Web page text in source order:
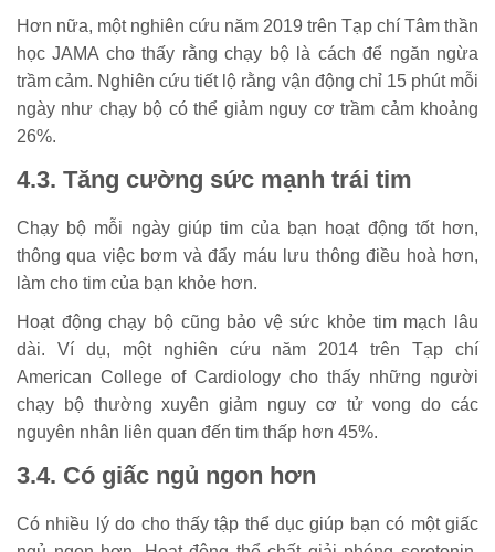
Hơn nữa, một nghiên cứu năm 2019 trên Tạp chí Tâm thần
học JAMA cho thấy rằng chạy bộ là cách để ngăn ngừa
trầm cảm. Nghiên cứu tiết lộ rằng vận động chỉ 15 phút mỗi
ngày như chạy bộ có thể giảm nguy cơ trầm cảm khoảng
26%.
4.3. Tăng cường sức mạnh trái tim
Chạy bộ mỗi ngày giúp tim của bạn hoạt động tốt hơn,
thông qua việc bơm và đẩy máu lưu thông điều hoà hơn,
làm cho tim của bạn khỏe hơn.
Hoạt động chạy bộ cũng bảo vệ sức khỏe tim mạch lâu
dài. Ví dụ, một nghiên cứu năm 2014 trên Tạp chí
American College of Cardiology cho thấy những người
chạy bộ thường xuyên giảm nguy cơ tử vong do các
nguyên nhân liên quan đến tim thấp hơn 45%.
3.4. Có giấc ngủ ngon hơn
Có nhiều lý do cho thấy tập thể dục giúp bạn có một giấc